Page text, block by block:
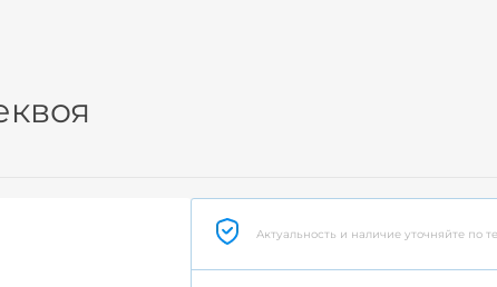
Актуальность и наличие уточняйте по